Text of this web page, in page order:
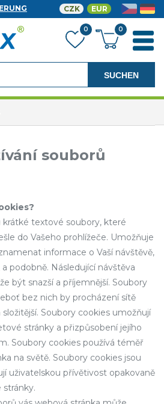
SUCHEN
0
CZK EUR
0
souborů
krátké textové soubory, které
do Vašeho prohlížeče. Umožňuje
informace o Vaší návštěvě,
podobně. Následující návštěva
být snazší a příjemnější. Soubory
bez nich by procházení sítě
Soubory cookies umožňují
stránky a přizpůsobení jejího
Soubory cookies používá téměř
na světě. Soubory cookies jsou
uživatelskou přívětivost opakovaně